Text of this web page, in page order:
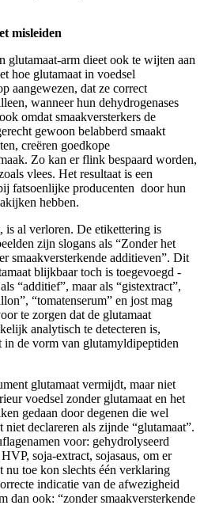
misleiden
glutamaat-arm dieet ook te wijten aan
hoe glutamaat in voedsel
aangewezen, dat ze correct
wanneer hun dehydrogenases
omdat smaakversterkers de
gewoon belabberd smaakt
creëren goedkope
Zo kan er flink bespaard worden,
vlees. Het resultaat is een
fatsoenlijke producenten door hun
hebben.
is al verloren. De etikettering is
zijn slogans als “Zonder het
smaakversterkende additieven”. Dit
blijkbaar toch is toegevoegd -
“additief”, maar als “gistextract”,
“tomatenserum” en jost mag
te zorgen dat de glutamaat
analytisch te detecteren is,
de vorm van glutamyldipeptiden
glutamaat vermijdt, maar niet
voedsel zonder glutamaat en het
gedaan door degenen die wel
niet declareren als zijnde “glutamaat”.
voor: gehydrolyseerd
soja-extract, sojasaus, om er
nu toe kon slechts één verklaring
indicatie van de afwezigheid
dan ook: “zonder smaakversterkende